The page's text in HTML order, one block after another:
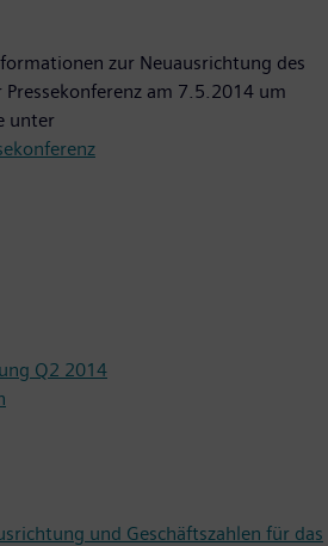
zur Neuausrichtung des
am 7.5.2014 um
unter
Q2 2014
und Geschäftszahlen für das